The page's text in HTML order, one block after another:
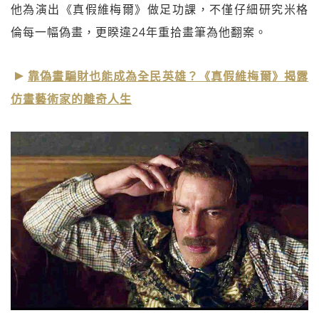
他為演出《真假維梅爾》做足功課，不僅仔細研究米格
倫每一幅偽畫，更睽違24年重拾畫筆為他翻案。
靠偽畫騙財也能成為全民英雄？《真假維梅爾》揭露
仿畫藝術家的離奇人生